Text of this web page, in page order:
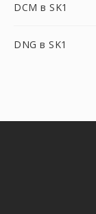
DCM в SK1
DNG в SK1